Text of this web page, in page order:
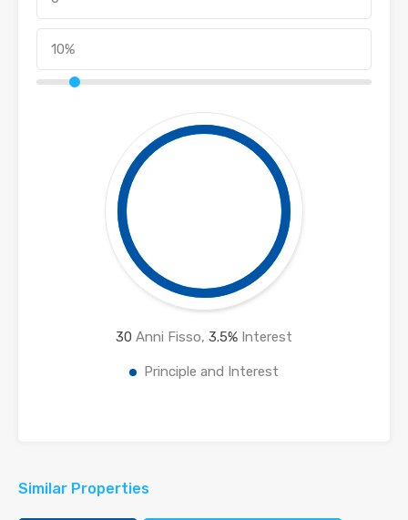
30 Anni Fisso, 3.5% Interest
Principle and Interest
Similar Properties